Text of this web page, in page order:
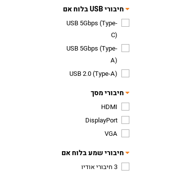
חיבורי USB בלוח אם
USB 5Gbps (Type-
C)
USB 5Gbps (Type-
A)
USB 2.0 (Type-A)
חיבורי מסך
HDMI
DisplayPort
VGA
חיבורי שמע בלוח אם
3 חיבורי אודיו